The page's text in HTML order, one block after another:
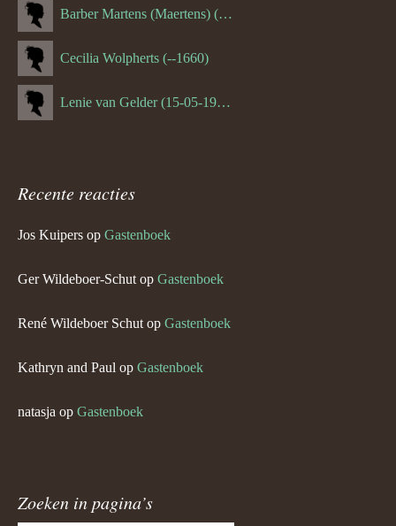
Barber Martens (Maertens) (--1658)
Cecilia Wolpherts (--1660)
Lenie van Gelder (15-05-1970)
Recente reacties
Jos Kuipers op Gastenboek
Ger Wildeboer-Schut op Gastenboek
René Wildeboer Schut op Gastenboek
Kathryn and Paul op Gastenboek
natasja op Gastenboek
Zoeken in pagina’s